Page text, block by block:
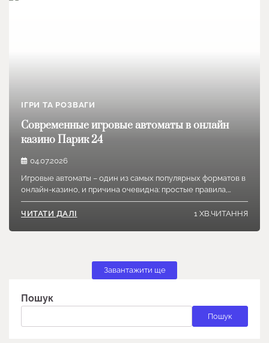
ІГРИ ТА РОЗВАГИ
Современные игровые автоматы в онлайн
казино Парик 24
04.07.2026
Игровые автоматы – один из самых популярных форматов в
онлайн-казино, и причина очевидна: простые правила,…
ЧИТАТИ ДАЛІ 1 ХВ.ЧИТАННЯ
Завантажити ще
Пошук
Пошук